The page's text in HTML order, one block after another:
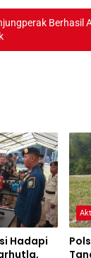
Berhasil
Hadapi